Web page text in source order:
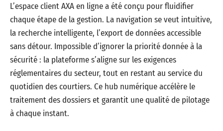
L’espace client AXA en ligne a été conçu pour fluidifier
chaque étape de la gestion. La navigation se veut intuitive,
la recherche intelligente, l’export de données accessible
sans détour. Impossible d’ignorer la priorité donnée à la
sécurité : la plateforme s’aligne sur les exigences
réglementaires du secteur, tout en restant au service du
quotidien des courtiers. Ce hub numérique accélère le
traitement des dossiers et garantit une qualité de pilotage
à chaque instant.